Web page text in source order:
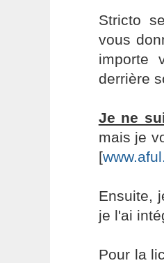
Stricto
vous
importe
derrière
Je ne
mais je
[
Ensuite,
je l'ai
Pour la